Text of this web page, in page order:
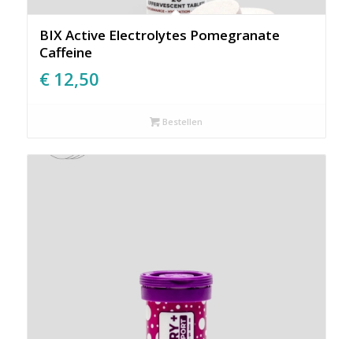
BIX Active Electrolytes Pomegranate
Caffeine
€ 12,50
Bestellen